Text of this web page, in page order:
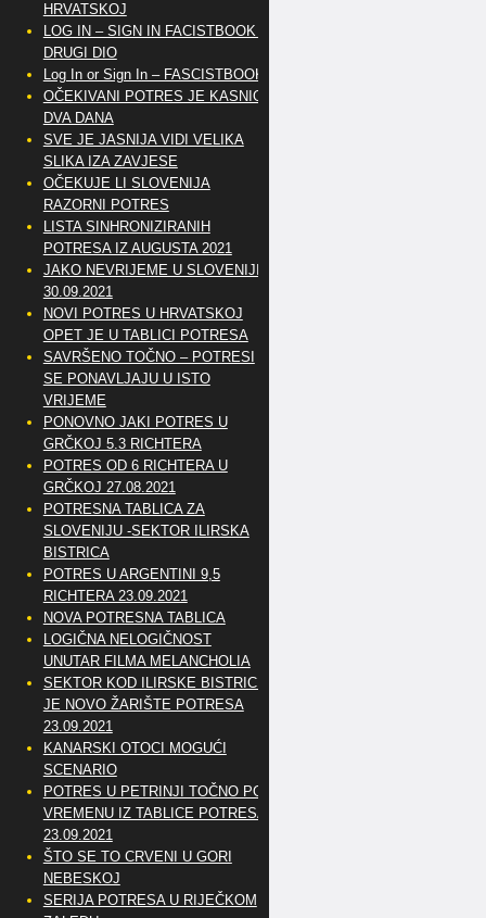
HRVATSKOJ
LOG IN – SIGN IN FACISTBOOK –
DRUGI DIO
Log In or Sign In – FASCISTBOOK
OČEKIVANI POTRES JE KASNIO
DVA DANA
SVE JE JASNIJA VIDI VELIKA
SLIKA IZA ZAVJESE
OČEKUJE LI SLOVENIJA
RAZORNI POTRES
LISTA SINHRONIZIRANIH
POTRESA IZ AUGUSTA 2021
JAKO NEVRIJEME U SLOVENIJI
30.09.2021
NOVI POTRES U HRVATSKOJ
OPET JE U TABLICI POTRESA
SAVRŠENO TOČNO – POTRESI
SE PONAVLJAJU U ISTO
VRIJEME
PONOVNO JAKI POTRES U
GRČKOJ 5.3 RICHTERA
POTRES OD 6 RICHTERA U
GRČKOJ 27.08.2021
POTRESNA TABLICA ZA
SLOVENIJU -SEKTOR ILIRSKA
BISTRICA
POTRES U ARGENTINI 9,5
RICHTERA 23.09.2021
NOVA POTRESNA TABLICA
LOGIČNA NELOGIČNOST
UNUTAR FILMA MELANCHOLIA
SEKTOR KOD ILIRSKE BISTRICE
JE NOVO ŽARIŠTE POTRESA
23.09.2021
KANARSKI OTOCI MOGUĆI
SCENARIO
POTRES U PETRINJI TOČNO PO
VREMENU IZ TABLICE POTRESA
23.09.2021
ŠTO SE TO CRVENI U GORI
NEBESKOJ
SERIJA POTRESA U RIJEČKOM